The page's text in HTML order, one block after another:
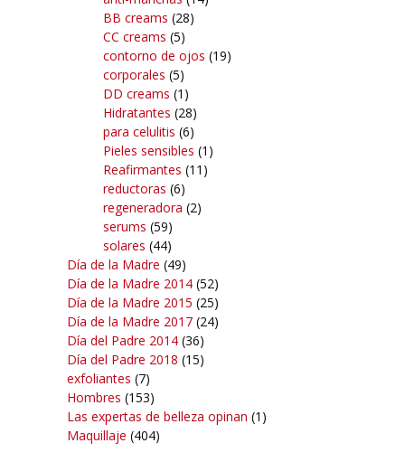
BB creams (28)
CC creams (5)
contorno de ojos (19)
corporales (5)
DD creams (1)
Hidratantes (28)
para celulitis (6)
Pieles sensibles (1)
Reafirmantes (11)
reductoras (6)
regeneradora (2)
serums (59)
solares (44)
Día de la Madre (49)
Día de la Madre 2014 (52)
Día de la Madre 2015 (25)
Día de la Madre 2017 (24)
Día del Padre 2014 (36)
Día del Padre 2018 (15)
exfoliantes (7)
Hombres (153)
Las expertas de belleza opinan (1)
Maquillaje (404)